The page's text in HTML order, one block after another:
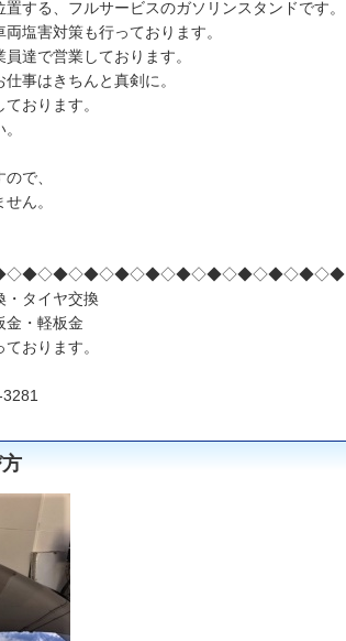
する、フルサービスのガソリンスタンドです。
塩害対策も行っております。
達で営業しております。
事はきちんと真剣に。
おります。
で、
ん。
・タイヤ交換
金・軽板金
おります。